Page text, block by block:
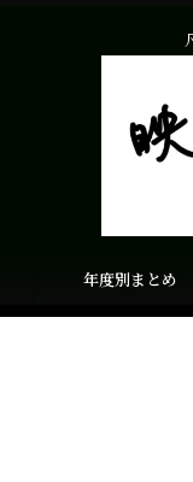
年度別まとめ